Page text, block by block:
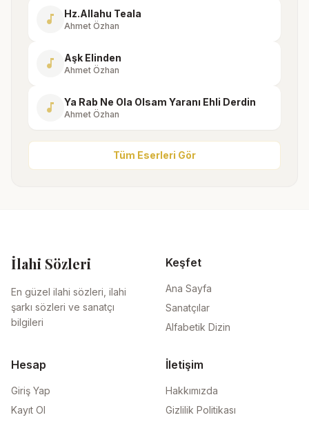
music_note Hz.Allahu Teala
Ahmet Özhan
music_note Aşk Elinden
Ahmet Özhan
music_note Ya Rab Ne Ola Olsam Yaranı Ehli Derdin
Ahmet Özhan
Tüm Eserleri Gör
İlahi Sözleri
En güzel ilahi sözleri, ilahi
şarkı sözleri ve sanatçı
bilgileri
Keşfet
Ana Sayfa
Sanatçılar
Alfabetik Dizin
Hesap
Giriş Yap
Kayıt Ol
İletişim
Hakkımızda
Gizlilik Politikası